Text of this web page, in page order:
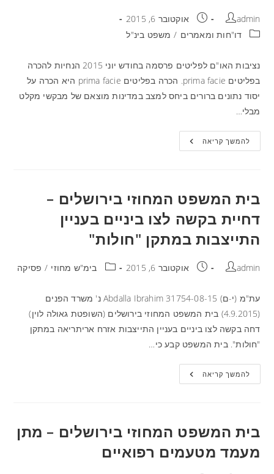
admin
אוקטובר 6, 2015
דו"חות ומאמרים / משפט בינ"ל
נציבות האו"ם לפליטים פרסמה בחודש יוני 2015 הנחיות להכרה
בפליטים prima facie. הכרה בפליטים prima facie היא הכרה על
יסוד נתונים ברורים ביחס למצב במדינות מוצאם של מבקשי מקלט
מבלי…
להמשך קריאה
בית המשפט המחוזי בירושלים –
דחיית בקשה לצו ביניים בעניין
התייצבות במתקן "חולות"
admin אוקטובר 6, 2015 בימ"ש מחוזי / פסיקה
עת"מ (י-ם) 31754-08-15 Abdalla Ibrahim נ' משרד הפנים
(4.9.2015) בית המשפט המחוזי בירושלים (השופטת גאולה לוין)
דחה בקשה לצו ביניים בעניין התייצבות אזרח אריתריאה במתקן
"חולות". בית המשפט קבע כי…
להמשך קריאה
בית המשפט המחוזי בירושלים – מתן
מעמד מטעמים רפואיים